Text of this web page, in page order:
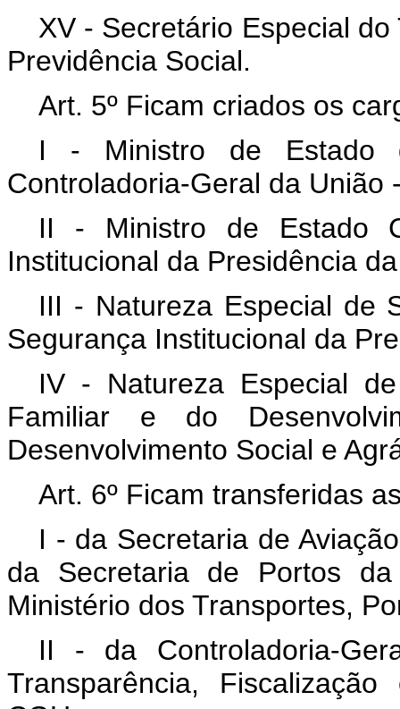
XV - Secretário Especial
Previdência Social.
Art. 5º Ficam criados os
I - Ministro de Estado
Controladoria-Geral da União
II - Ministro de Estado
Institucional da Presidência
III - Natureza Especial de
Segurança Institucional da
IV - Natureza Especial
Familiar e do
Desenvolvimento Social e
Art. 6º Ficam transferidas
I - da Secretaria de
da Secretaria de Portos
Ministério dos Transportes,
II - da Controladoria-
Transparência,